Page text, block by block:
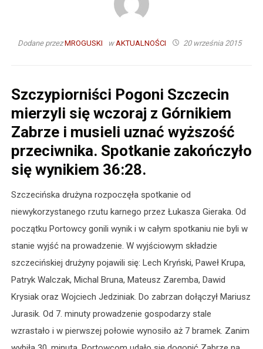
Dodane przezMROGUSKI w AKTUALNOŚCI 20 września 2015
Szczypiorniści Pogoni Szczecin
mierzyli się wczoraj z Górnikiem
Zabrze i musieli uznać wyższość
przeciwnika. Spotkanie zakończyło
się wynikiem 36:28.
Szczecińska drużyna rozpoczęła spotkanie od
niewykorzystanego rzutu karnego przez Łukasza Gieraka. Od
początku Portowcy gonili wynik i w całym spotkaniu nie byli w
stanie wyjść na prowadzenie. W wyjściowym składzie
szczecińskiej drużyny pojawili się: Lech Kryński, Paweł Krupa,
Patryk Walczak, Michal Bruna, Mateusz Zaremba, Dawid
Krysiak oraz Wojciech Jedziniak. Do zabrzan dołączył Mariusz
Jurasik. Od 7. minuty prowadzenie gospodarzy stale
wzrastało i w pierwszej połowie wynosiło aż 7 bramek. Zanim